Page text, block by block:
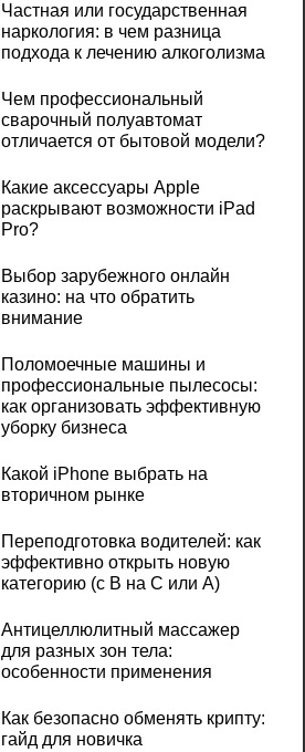
Частная или государственная
наркология: в чем разница
подхода к лечению алкоголизма
Чем профессиональный
сварочный полуавтомат
отличается от бытовой модели?
Какие аксессуары Apple
раскрывают возможности iPad
Pro?
Выбор зарубежного онлайн
казино: на что обратить
внимание
Поломоечные машины и
профессиональные пылесосы:
как организовать эффективную
уборку бизнеса
Какой iPhone выбрать на
вторичном рынке
Переподготовка водителей: как
эффективно открыть новую
категорию (с B на C или А)
Антицеллюлитный массажер
для разных зон тела:
особенности применения
Как безопасно обменять крипту:
гайд для новичка